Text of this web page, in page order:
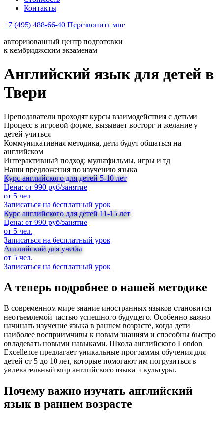
Контакты
+7 (495) 488-66-40 Перезвонить мне
авторизованный центр подготовки
к кембриджским экзаменам
Английский язык для детей в
Твери
Преподаватели проходят курсы взаимодействия с детьми
Процесс в игровой форме, вызывает восторг и желание у
детей учиться
Коммуникативная методика, дети будут общаться на
английском
Интерактивный подход: мультфильмы, игры и тд
Наши предложения по изучению языка
Курс английского для детей 5-10 лет
Цена: от 990 руб/занятие
от 5 чел.
Записаться на бесплатный урок
Курс английского для детей 11-15 лет
Цена: от 990 руб/занятие
от 5 чел.
Записаться на бесплатный урок
Английский для учебы
от 5 чел.
Записаться на бесплатный урок
А теперь подробнее о нашей методике
В современном мире знание иностранных языков становится
неотъемлемой частью успешного будущего. Особенно важно
начинать изучение языка в раннем возрасте, когда дети
наиболее восприимчивы к новым знаниям и способны быстро
овладевать новыми навыками. Школа английского London
Excellence предлагает уникальные программы обучения для
детей от 5 до 10 лет, которые помогают им погрузиться в
увлекательный мир английского языка и культуры.
Почему важно изучать английский
язык в раннем возрасте